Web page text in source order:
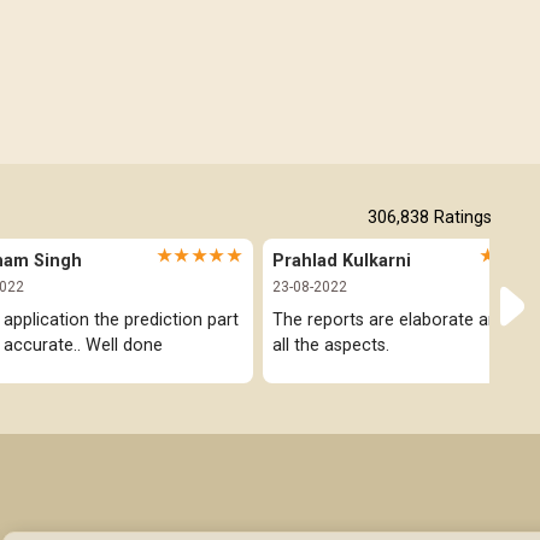
306,838 Ratings
Singh ★★★★★
application the prediction part
Well done
Prahlad Kulkarni
23-08-2022
The reports are elaborate and
all the aspects.